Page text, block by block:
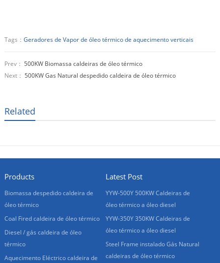
Tags： Geradores de Vapor de óleo térmico de aquecimento verticais
Prev： 500KW Biomassa caldeiras de óleo térmico
Next： 500KW Gas Natural despedido caldeira de óleo térmico
Related
Products
Biomassa despedido caldeira de
óleo térmico
Coal Fired caldeira de óleo térmico
Diesel / gás caldeira de óleo
térmico
Aquecimento Eléctrico caldeira de
Latest Post
YYW-500Y 500KW Caldeiras de
óleo térmico a óleo diesel
YYW-350Y 350KW Caldeiras de
óleo térmico a óleo diesel
Steel Frame instalado Gás Natural
caldeiras de óleo térmico